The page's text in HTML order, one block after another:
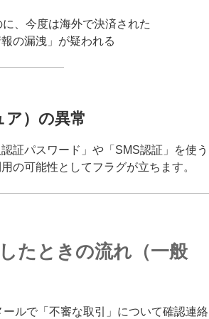
、今度は海外で決済された
の漏洩」が疑われる
ア）の異常
証パスワード」や「SMS認証」を使う
の可能性としてフラグが立ちます。
たときの流れ（一般
ルで「不審な取引」について確認連絡